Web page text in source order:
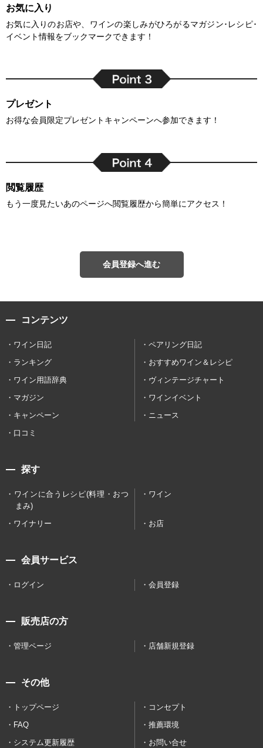
お気に入り
お気に入りのお店や、ワインの楽しみがひろがるマガジン･レシピ･
イベント情報をブックマークできます！
プレゼント
お得な会員限定プレゼントキャンペーンへ参加できます！
閲覧履歴
もう一度見たいあのページへ閲覧履歴から簡単にアクセス！
会員登録へ進む
コンテンツ
ワイン日記
ペアリング日記
ランキング
おすすめワイン＆レシピ
ワイン用語辞典
ヴィンテージチャート
マガジン
ワインイベント
キャンペーン
ニュース
口コミ
探す
ワインに合うレシピ(料理・おつ
まみ)
ワイン
ワイナリー お店
会員サービス
ログイン 会員登録
販売店の方
管理ページ 店舗新規登録
その他
トップページ
コンセプト
FAQ
推薦環境
システム更新履歴
お問い合せ